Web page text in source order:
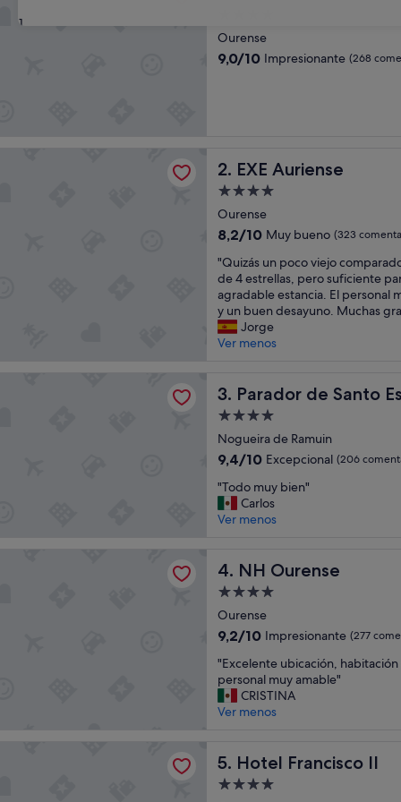
31
de
4.0 estrellas
Ourense
9.0
9,0/10 Impresionante (268
2. EXE Auriense
EXE Auriense
Alojamiento
de
4.0 estrellas
Ourense
8.2
10,
Muy
bueno,
(323 comentarios)
8,2/10 Muy bueno (323
"
Q
u
i
z
á
n
p
o
c
o
i
j
o
m
p
a
r
d
o
o
t
o
"Quizás un poco viejo
de 4 estrellas, pero suficiente
agradable estancia. El personal
y un buen desayuno. Muchas
Jorge
Ver menos
3. Parador de Santo
Parador de Santo Estevo
Alojamiento
de
4.0 estrellas
Nogueira de Ramuin
9.4
10,
Excepcional,
(206 comentarios)
9,4/10 Excepcional (206
"
T
o
m
y
b
i
n
"
"Todo muy bien"
Carlos
Ver menos
4. NH Ourense
NH Ourense
Alojamiento
de
4.0 estrellas
Ourense
9.2
10,
Impresionante,
(277 comentarios)
9,2/10 Impresionante (277
"
E
x
c
e
"Excelente ubicación, habitación
personal muy amable"
CRISTINA
Ver menos
5. Hotel Francisco II
Hotel Francisco II
Alojamiento